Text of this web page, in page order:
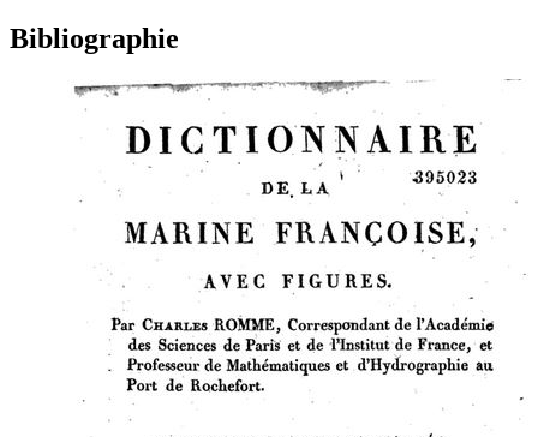
Bibliographie